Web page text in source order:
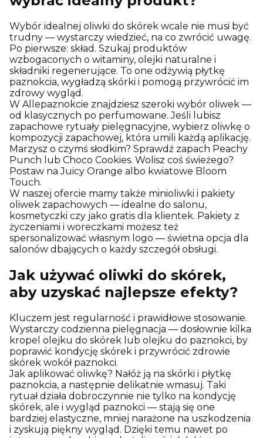
Wybór idealnej oliwki do skórek wcale nie musi być
trudny — wystarczy wiedzieć, na co zwrócić uwagę.
Po pierwsze: skład. Szukaj produktów
wzbogaconych o witaminy, olejki naturalne i
składniki regenerujące. To one odżywią płytkę
paznokcia, wygładzą skórki i pomogą przywrócić im
zdrowy wygląd.
W Allepaznokcie znajdziesz szeroki wybór oliwek —
od klasycznych po perfumowane. Jeśli lubisz
zapachowe rytuały pielęgnacyjne, wybierz oliwkę o
kompozycji zapachowej, która umili każdą aplikację.
Marzysz o czymś słodkim? Sprawdź zapach Peachy
Punch lub Choco Cookies. Wolisz coś świeżego?
Postaw na Juicy Orange albo kwiatowe Bloom
Touch.
W naszej ofercie mamy także minioliwki i pakiety
oliwek zapachowych — idealne do salonu,
kosmetyczki czy jako gratis dla klientek. Pakiety z
życzeniami i woreczkami możesz też
spersonalizować własnym logo — świetna opcja dla
salonów dbających o każdy szczegół obsługi.
Jak używać oliwki do skórek,
aby uzyskać najlepsze efekty?
Kluczem jest regularność i prawidłowe stosowanie.
Wystarczy codzienna pielęgnacja — dosłownie kilka
kropel olejku do skórek lub olejku do paznokci, by
poprawić kondycję skórek i przywrócić zdrowie
skórek wokół paznokci.
Jak aplikować oliwkę? Nałóż ją na skórki i płytkę
paznokcia, a następnie delikatnie wmasuj. Taki
rytuał działa dobroczynnie nie tylko na kondycję
skórek, ale i wygląd paznokci — stają się one
bardziej elastyczne, mniej narażone na uszkodzenia
i zyskują piękny wygląd. Dzięki temu nawet po